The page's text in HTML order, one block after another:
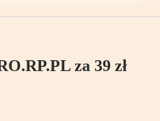
za 39 zł